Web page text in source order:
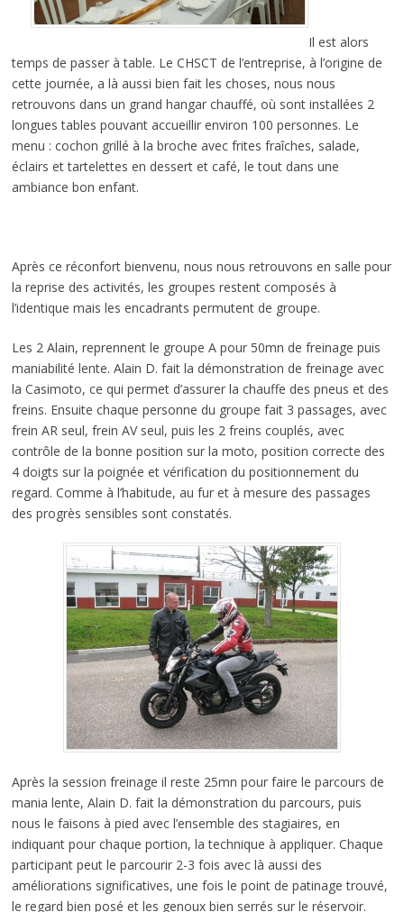
Il est alors
temps de passer à table. Le CHSCT de l’entreprise, à l’origine de
cette journée, a là aussi bien fait les choses, nous nous
retrouvons dans un grand hangar chauffé, où sont installées 2
longues tables pouvant accueillir environ 100 personnes. Le
menu : cochon grillé à la broche avec frites fraîches, salade,
éclairs et tartelettes en dessert et café, le tout dans une
ambiance bon enfant.
Après ce réconfort bienvenu, nous nous retrouvons en salle pour
la reprise des activités, les groupes restent composés à
l’identique mais les encadrants permutent de groupe.
Les 2 Alain, reprennent le groupe A pour 50mn de freinage puis
maniabilité lente. Alain D. fait la démonstration de freinage avec
la Casimoto, ce qui permet d’assurer la chauffe des pneus et des
freins. Ensuite chaque personne du groupe fait 3 passages, avec
frein AR seul, frein AV seul, puis les 2 freins couplés, avec
contrôle de la bonne position sur la moto, position correcte des
4 doigts sur la poignée et vérification du positionnement du
regard. Comme à l’habitude, au fur et à mesure des passages
des progrès sensibles sont constatés.
Après la session freinage il reste 25mn pour faire le parcours de
mania lente, Alain D. fait la démonstration du parcours, puis
nous le faisons à pied avec l’ensemble des stagiaires, en
indiquant pour chaque portion, la technique à appliquer. Chaque
participant peut le parcourir 2-3 fois avec là aussi des
améliorations significatives, une fois le point de patinage trouvé,
le regard bien posé et les genoux bien serrés sur le réservoir.